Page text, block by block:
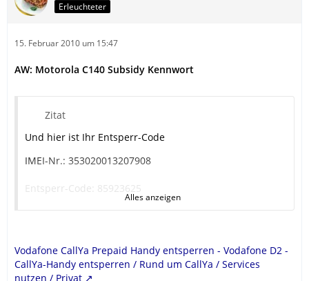
Erleuchteter
15. Februar 2010 um 15:47
AW: Motorola C140 Subsidy Kennwort
Zitat
Und hier ist Ihr Entsperr-Code
IMEI-Nr.: 353020013207908
Entsperr-Code: 85923625
Die Anleitung zum Entsperren Ihres Handytyps können
Sie hier als PDF-Dokument auf Ihren Rechner laden:
Alles anzeigen
Vodafone CallYa Prepaid Handy entsperren - Vodafone D2 -
CallYa-Handy entsperren / Rund um CallYa / Services
nutzen / Privat